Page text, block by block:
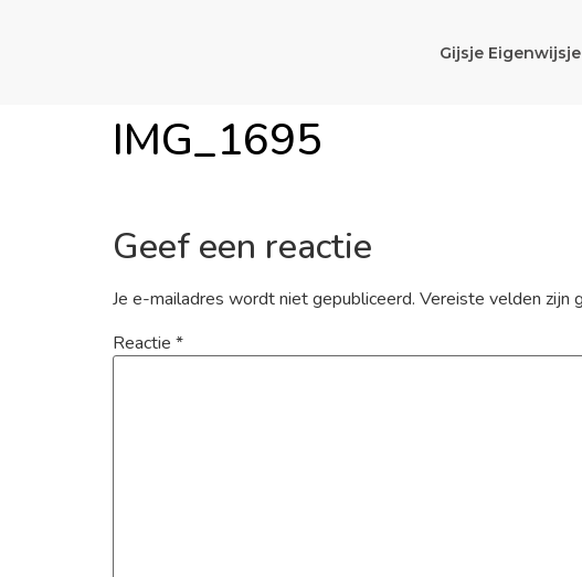
Gijsje Eigenwijsje
IMG_1695
Geef een reactie
Je e-mailadres wordt niet gepubliceerd. Vereiste velden zijn
Reactie *